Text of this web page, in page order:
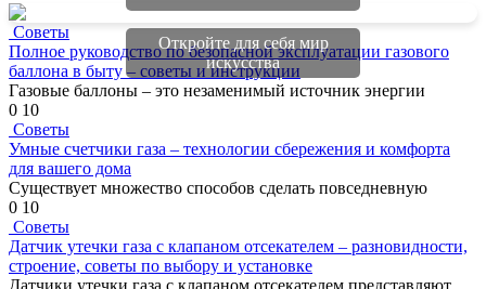
Откройте для себя мир
искусства
Советы
Полное руководство по безопасной эксплуатации газового
баллона в быту – советы и инструкции
Газовые баллоны – это незаменимый источник энергии
0 10
Советы
Умные счетчики газа – технологии сбережения и комфорта
для вашего дома
Существует множество способов сделать повседневную
0 10
Советы
Датчик утечки газа с клапаном отсекателем – разновидности,
строение, советы по выбору и установке
Датчики утечки газа с клапаном отсекателем представляют